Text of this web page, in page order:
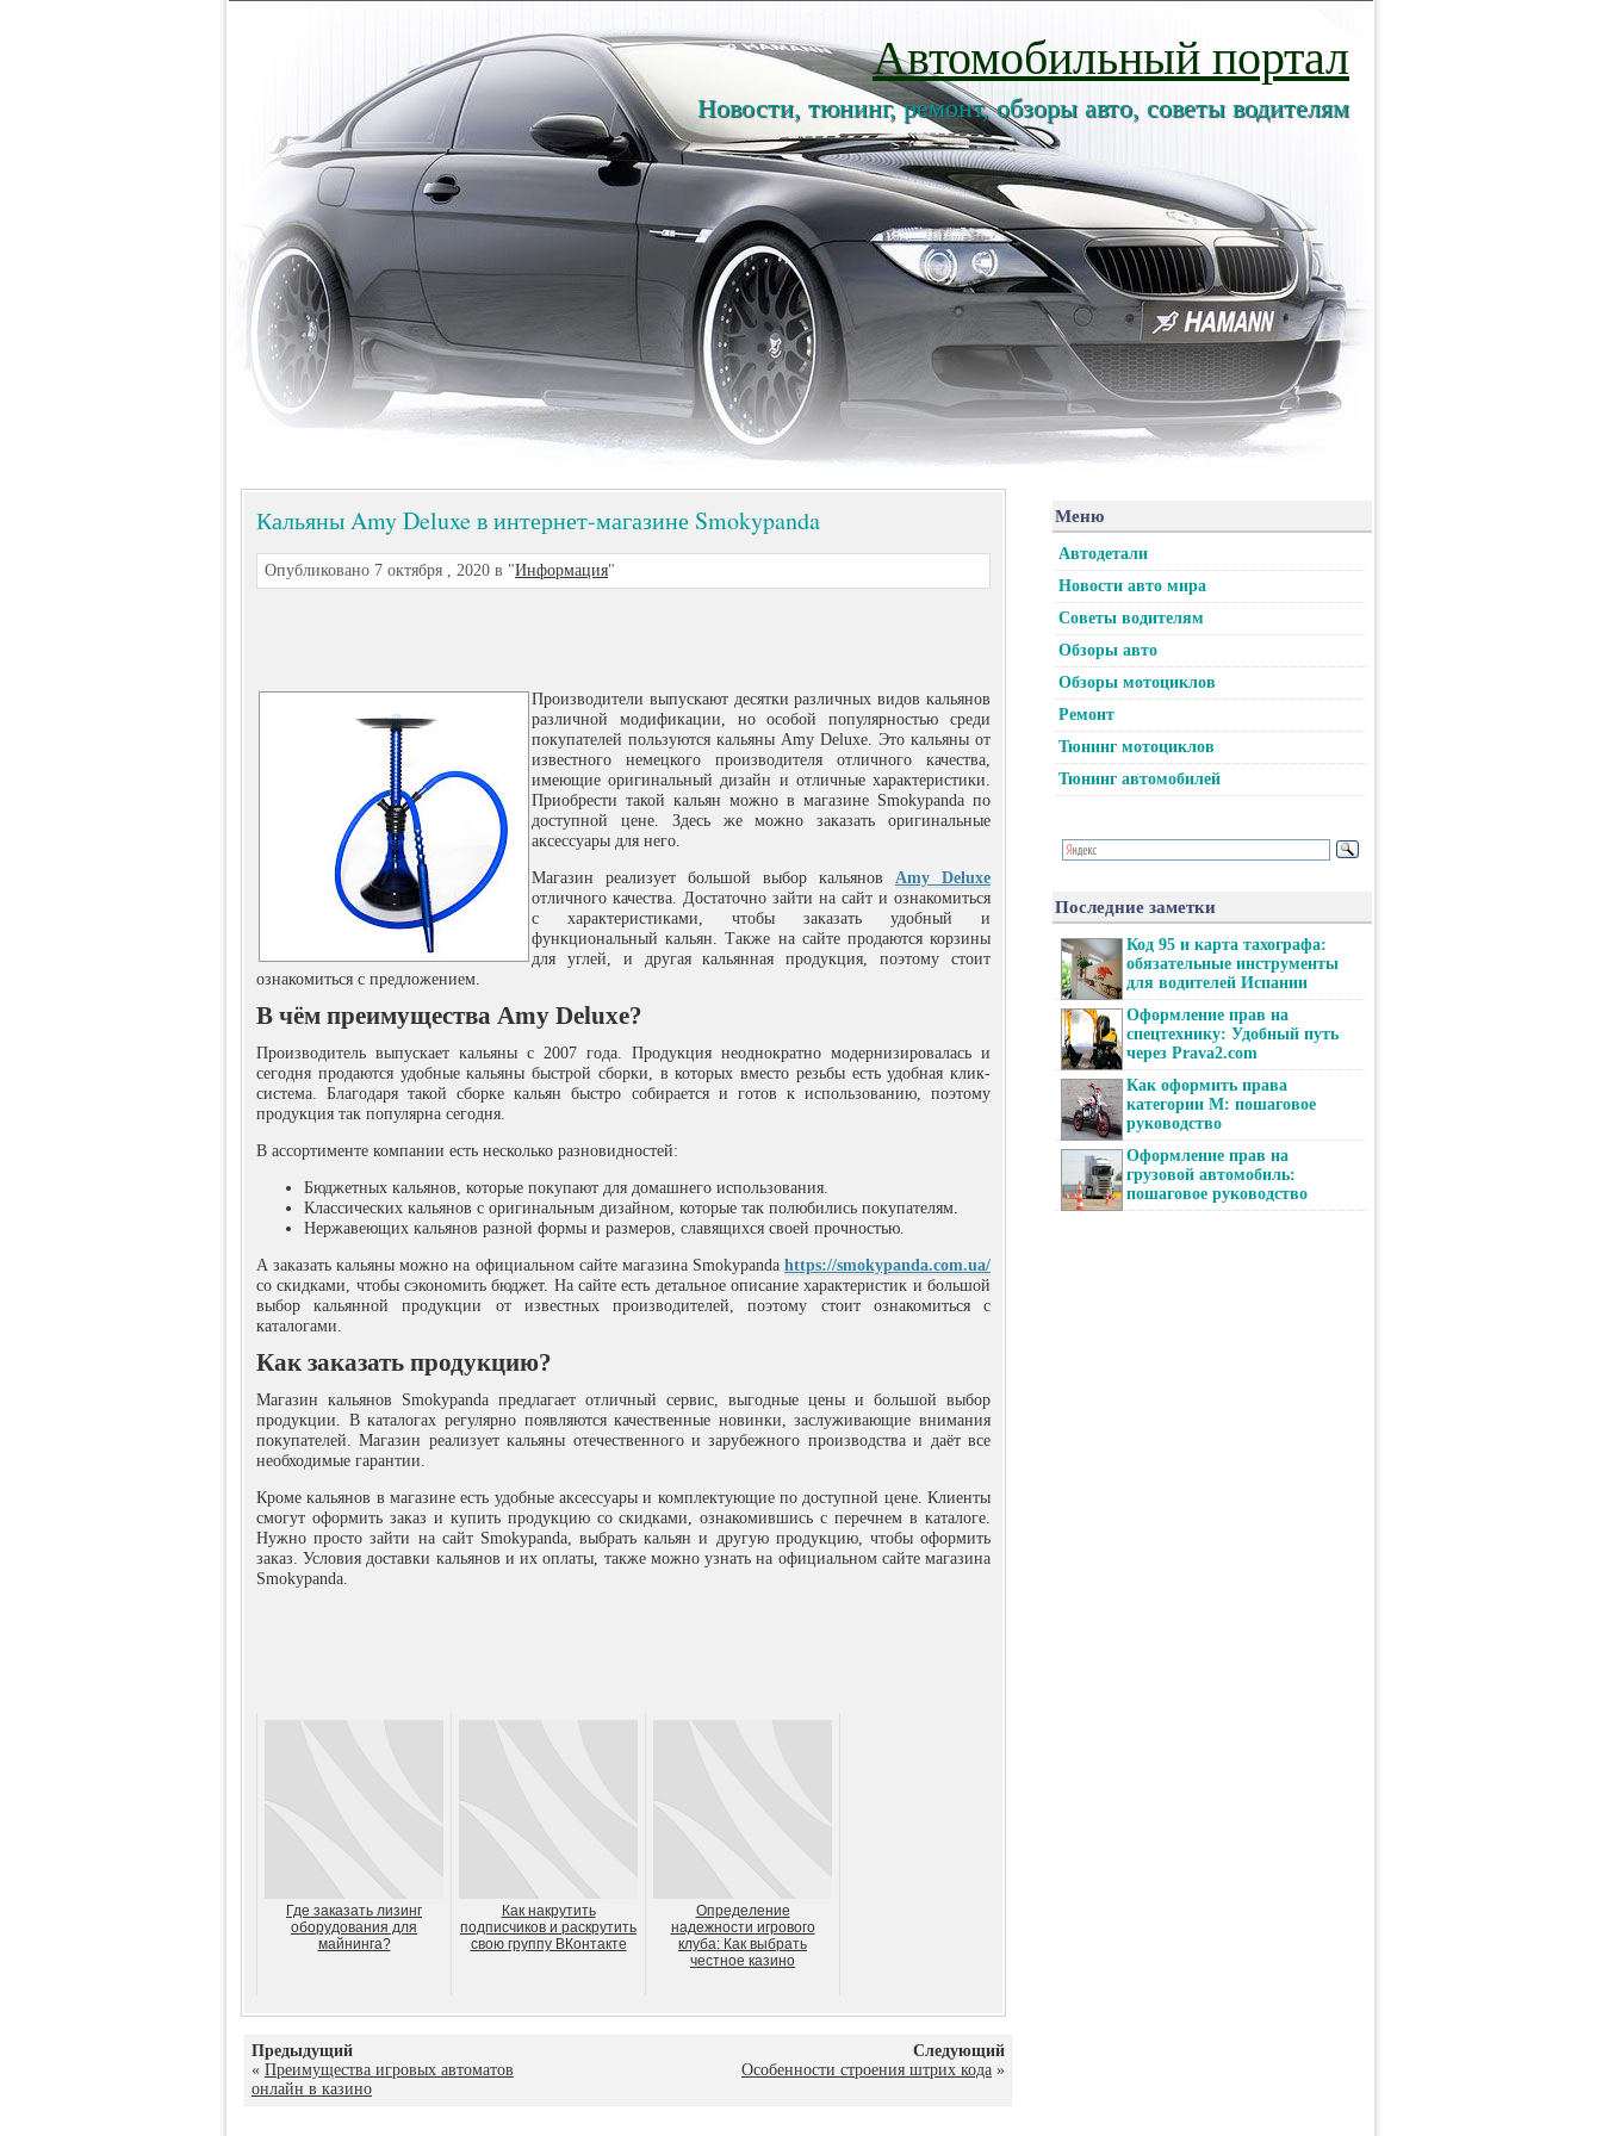
Автомобильный портал
Новости, тюнинг, ремонт, обзоры авто, советы водителям
Кальяны Amy Deluxe в интернет-магазине Smokypanda
Опубликовано 7 октября , 2020 в "Информация"
Производители выпускают десятки различных видов кальянов
различной модификации, но особой популярностью среди
покупателей пользуются кальяны Amy Deluxe. Это кальяны от
известного немецкого производителя отличного качества,
имеющие оригинальный дизайн и отличные характеристики.
Приобрести такой кальян можно в магазине Smokypanda по
доступной цене. Здесь же можно заказать оригинальные
аксессуары для него.
Магазин реализует большой выбор кальянов Amy Deluxe
отличного качества. Достаточно зайти на сайт и ознакомиться
с характеристиками, чтобы заказать удобный и
функциональный кальян. Также на сайте продаются корзины
для углей, и другая кальянная продукция, поэтому стоит
ознакомиться с предложением.
В чём преимущества Amy Deluxe?
Производитель выпускает кальяны с 2007 года. Продукция неоднократно модернизировалась и
сегодня продаются удобные кальяны быстрой сборки, в которых вместо резьбы есть удобная клик-
система. Благодаря такой сборке кальян быстро собирается и готов к использованию, поэтому
продукция так популярна сегодня.
В ассортименте компании есть несколько разновидностей:
Бюджетных кальянов, которые покупают для домашнего использования.
Классических кальянов с оригинальным дизайном, которые так полюбились покупателям.
Нержавеющих кальянов разной формы и размеров, славящихся своей прочностью.
А заказать кальяны можно на официальном сайте магазина Smokypanda https://smokypanda.com.ua/
со скидками, чтобы сэкономить бюджет. На сайте есть детальное описание характеристик и большой
выбор кальянной продукции от известных производителей, поэтому стоит ознакомиться с
каталогами.
Как заказать продукцию?
Магазин кальянов Smokypanda предлагает отличный сервис, выгодные цены и большой выбор
продукции. В каталогах регулярно появляются качественные новинки, заслуживающие внимания
покупателей. Магазин реализует кальяны отечественного и зарубежного производства и даёт все
необходимые гарантии.
Кроме кальянов в магазине есть удобные аксессуары и комплектующие по доступной цене. Клиенты
смогут оформить заказ и купить продукцию со скидками, ознакомившись с перечнем в каталоге.
Нужно просто зайти на сайт Smokypanda, выбрать кальян и другую продукцию, чтобы оформить
заказ. Условия доставки кальянов и их оплаты, также можно узнать на официальном сайте магазина
Smokypanda.
Где заказать лизинг
оборудования для
майнинга?
Как накрутить
подписчиков и раскрутить
свою группу ВКонтакте
Определение
надежности игрового
клуба: Как выбрать
честное казино
Предыдущий
« Преимущества игровых автоматов
онлайн в казино
Следующий
Особенности строения штрих кода »
Меню
Автодетали
Новости авто мира
Советы водителям
Обзоры авто
Обзоры мотоциклов
Ремонт
Тюнинг мотоциклов
Тюнинг автомобилей
Последние заметки
Код 95 и карта тахографа:
обязательные инструменты
для водителей Испании
Оформление прав на
спецтехнику: Удобный путь
через Prava2.com
Как оформить права
категории М: пошаговое
руководство
Оформление прав на
грузовой автомобиль:
пошаговое руководство